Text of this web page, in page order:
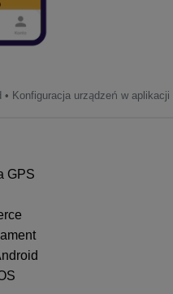
Konfiguracja urządzeń w aplikacji
GPS